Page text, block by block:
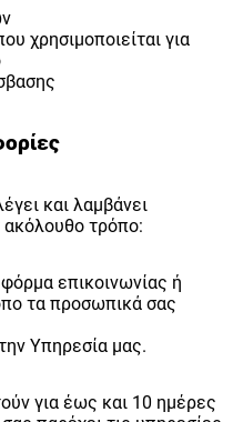
χρησιμοποιείται για
και λαμβάνει
τρόπο:
επικοινωνίας ή
τα προσωπικά σας
Υπηρεσία μας.
για έως και 10 ημέρες